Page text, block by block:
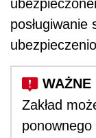
Zakład
ponownego